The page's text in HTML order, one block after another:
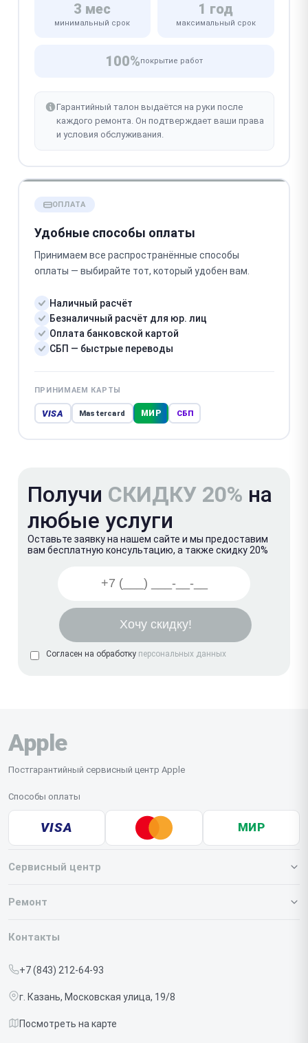
3 мес
минимальный срок
1 год
максимальный срок
100%покрытие работ
Гарантийный талон выдаётся на руки после
каждого ремонта. Он подтверждает ваши права
и условия обслуживания.
ОПЛАТА
Удобные способы оплаты
Принимаем все распространённые способы
оплаты — выбирайте тот, который удобен вам.
Наличный расчёт
Безналичный расчёт для юр. лиц
Оплата банковской картой
СБП — быстрые переводы
ПРИНИМАЕМ КАРТЫ
VISA Mastercard МИР СБП
Получи СКИДКУ 20% на
любые услуги
Оставьте заявку на нашем сайте и мы предоставим
вам бесплатную консультацию, а также скидку 20%
Согласен на обработку персональных данных
Apple
Постгарантийный сервисный центр Apple
Способы оплаты
VISA МИР
Сервисный центр
О нашем сервисе
Срочный ремонт
Доставка и способы оплаты
Диагностика
Ремонт
Iphone
Контакты
+7 (843) 212-64-93
г. Казань, Московская улица, 19/8
Посмотреть на карте